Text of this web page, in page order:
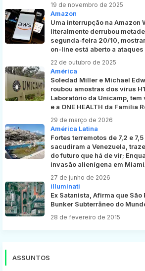
19 de novembro de 2025
Amazon
Uma interrupção na Amazon
literalmente derrubou
segunda-feira 20/10,
on-line está aberto a ataques
22 de outubro de 2025
América
Soledad Miller e Michael
roubou amostras dos vírus
Laboratório da Unicamp, tem
e a ONE HEALTH da Família
29 de março de 2026
América Latina
Fortes terremotos de 7,2 e
sacudiram a Venezuela,
do futuro que há de vir;
invasão alienígena em
27 de junho de 2026
illuminati
Ex Satanista, Afirma que São
Bunker Subterrâneo do
28 de fevereiro de 2015
ASSUNTOS